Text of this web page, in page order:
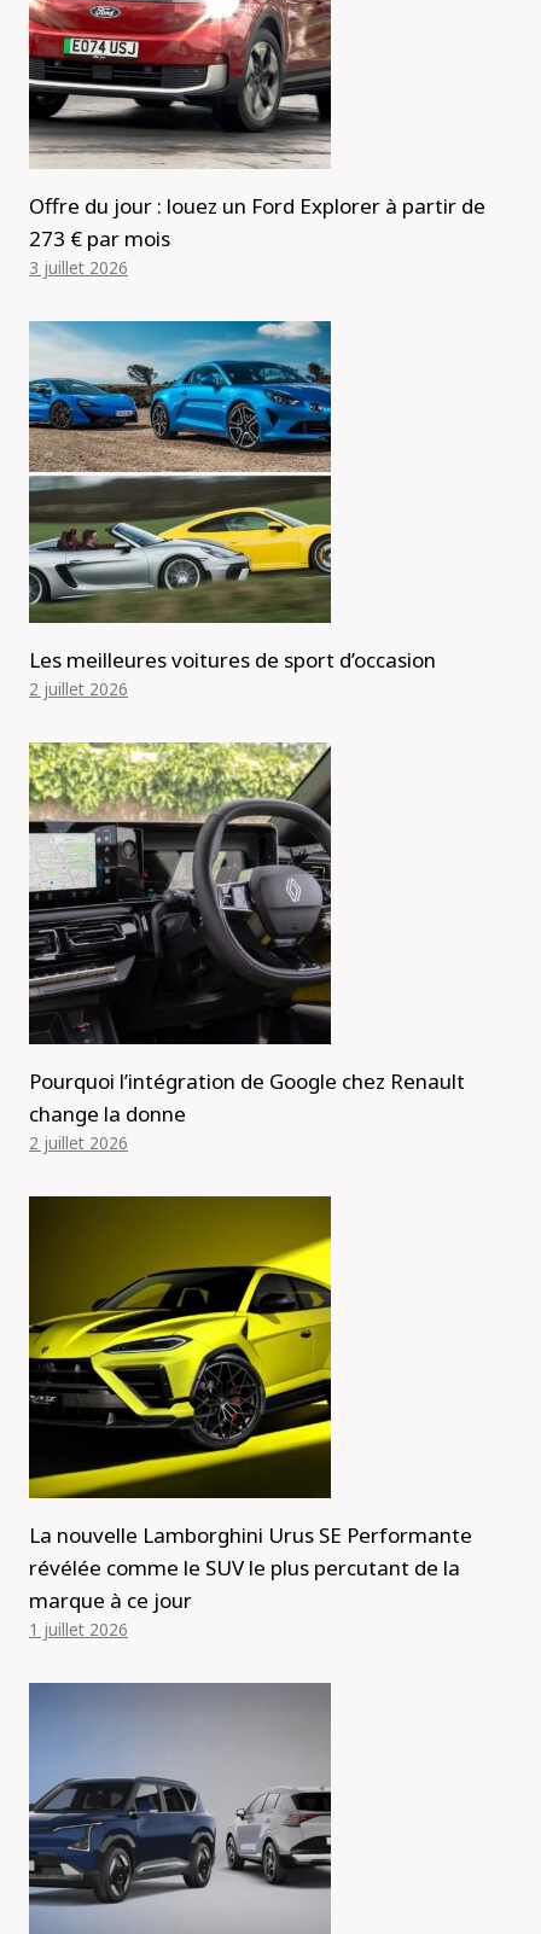
Offre du jour : louez un Ford Explorer à partir de
273 € par mois
3 juillet 2026
Les meilleures voitures de sport d’occasion
2 juillet 2026
Pourquoi l’intégration de Google chez Renault
change la donne
2 juillet 2026
La nouvelle Lamborghini Urus SE Performante
révélée comme le SUV le plus percutant de la
marque à ce jour
1 juillet 2026